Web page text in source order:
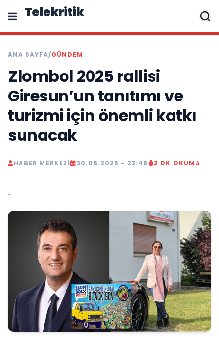
Telekritik
ANA SAYFA/GÜNDEM
Zlombol 2025 rallisi
Giresun’un tanıtımı ve
turizmi için önemli katkı
sunacak
HABER MERKEZI 30.06.2025 - 23:48 2 DK OKUMA
..